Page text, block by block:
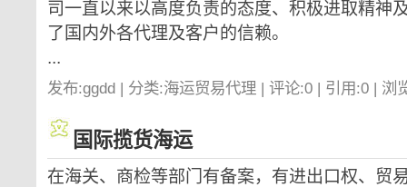
司一直以来以高度负责的态度、积极进取精神
了国内外各代理及客户的信赖。
...
发布:ggdd | 分类:海运贸易代理 | 评论:0 | 引用:0 | 浏
国际揽货海运
在海关、商检等部门有备案，有进出口权、贸